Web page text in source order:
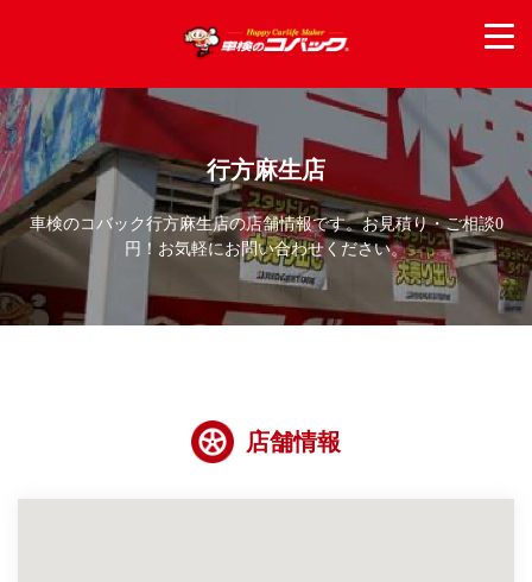
行方麻生店
車検のコバック行方麻生店の店舗情報です。お見積り・ご相談0
円！お気軽にお問い合わせください。
店舗情報